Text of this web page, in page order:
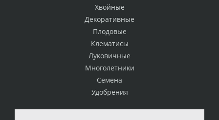
Хвойные
Декоративные
Плодовые
Клематисы
Луковичные
Многолетники
Семена
Удобрения